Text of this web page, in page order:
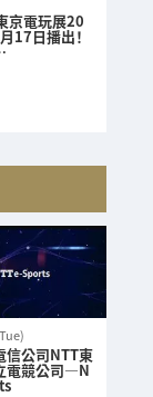
京電玩展20
17日播出！
信公司NTT東
電競公司—N